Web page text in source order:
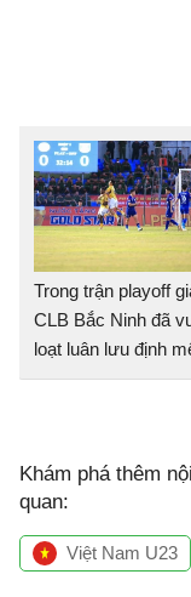
Trong trận playoff
CLB Bắc Ninh đã
loạt luân lưu định
Khám phá thêm
quan:
Việt Nam U23